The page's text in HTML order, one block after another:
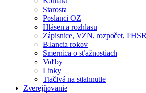
Starosta
Poslanci OZ
Hlásenia rozhlasu
Zápisnice, VZN, rozpočet, PHSR
Bilancia rokov
Smernica o sťažnostiach
Voľby
Linky
Tlačivá na stiahnutie
Zverejňovanie